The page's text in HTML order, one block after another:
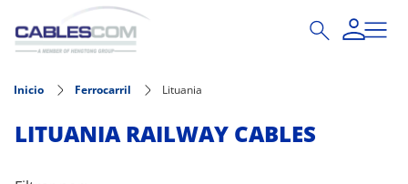
Pasar al contenido principal
Inicio Ferrocarril Lituania
LITUANIA RAILWAY CABLES